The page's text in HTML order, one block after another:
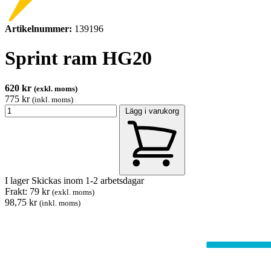
Artikelnummer: 139196
Sprint ram HG20
620 kr (exkl. moms)
775 kr (inkl. moms)
Lägg i varukorg
I lager Skickas inom 1-2 arbetsdagar
Frakt: 79 kr (exkl. moms)
98,75 kr (inkl. moms)